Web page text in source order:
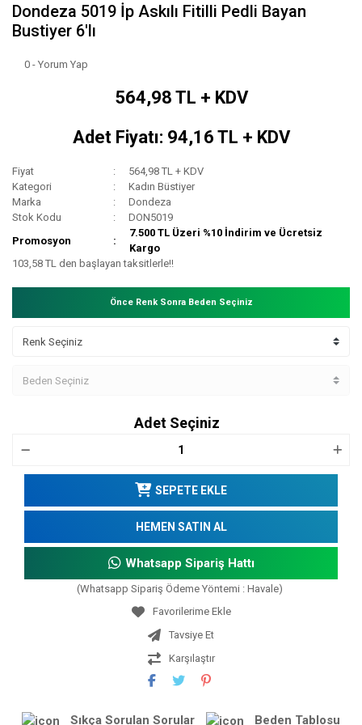
Dondeza 5019 İp Askılı Fitilli Pedli Bayan
Bustiyer 6'lı
0 - Yorum Yap
564,98 TL + KDV
Adet Fiyatı: 94,16 TL + KDV
Fiyat
564,98 TL + KDV
Kategori
Kadın Büstiyer
Marka
Dondeza
Stok Kodu
DON5019
Promosyon
7.500 TL Üzeri %10 İndirim ve Ücretsiz
Kargo
103,58 TL den başlayan taksitlerle!!
Önce Renk Sonra Beden Seçiniz
Adet Seçiniz
SEPETE EKLE
HEMEN SATIN AL
Whatsapp Sipariş Hattı
(Whatsapp Sipariş Ödeme Yöntemi : Havale)
Tavsiye Et
Karşılaştır
Sıkça Sorulan Sorular Beden Tablosu